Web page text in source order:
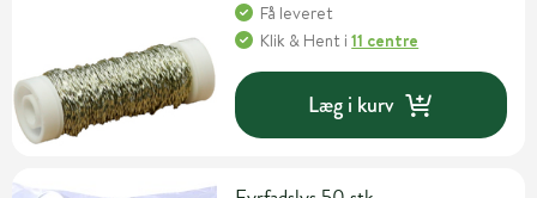
Få leveret
Klik & Hent i11 centre
Læg i kurv